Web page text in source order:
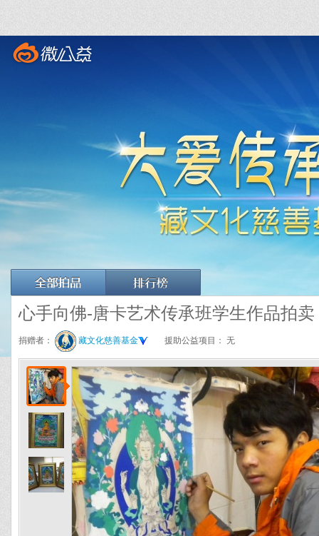
心手向佛-唐卡艺术传承班学生作品拍卖
捐赠者： 藏文化慈善基金 援助公益项目： 无